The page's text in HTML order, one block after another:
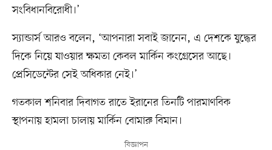
সংবিধানবিরোধী।’
স্যান্ডার্স আরও বলেন, ‘আপনারা সবাই জানেন, এ দেশকে যুদ্ধের
দিকে নিয়ে যাওয়ার ক্ষমতা কেবল মার্কিন কংগ্রেসের আছে।
প্রেসিডেন্টের সেই অধিকার নেই।’
গতকাল শনিবার দিবাগত রাতে ইরানের তিনটি পারমাণবিক
স্থাপনায় হামলা চালায় মার্কিন বোমারু বিমান।